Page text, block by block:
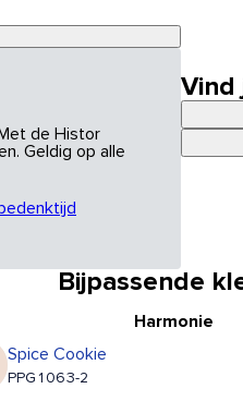
de Histor
Geldig op alle
Vind
Bijpassende
Harmonie
Spice Cookie
PPG1063-2